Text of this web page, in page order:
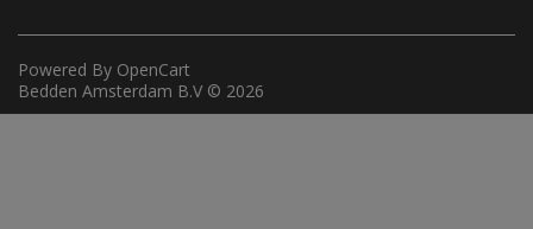
Powered By OpenCart
Bedden Amsterdam B.V © 2026